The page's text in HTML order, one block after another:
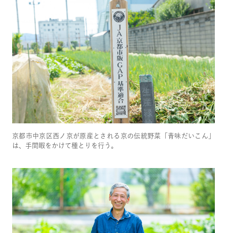
京都市中京区西ノ京が原産とされる京の伝統野菜「青味だいこん」
は、手間暇をかけて種とりを行う。